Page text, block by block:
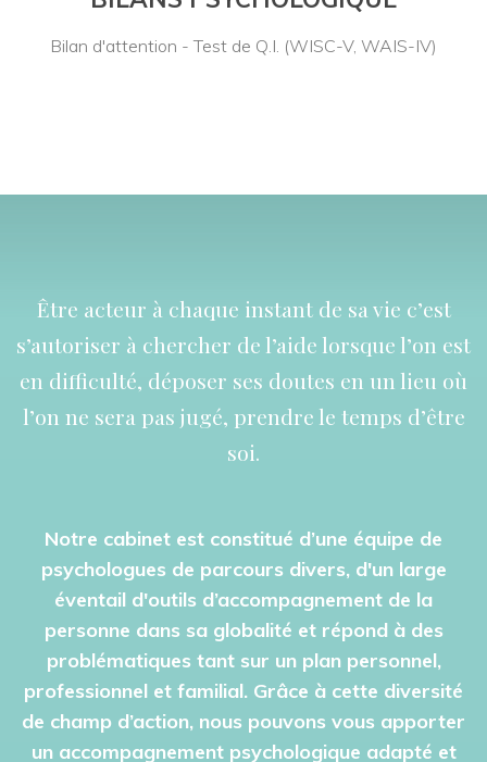
Bilan d'attention - Test de Q.I. (WISC-V, WAIS-IV)
Être acteur à chaque instant de sa vie c’est
s’autoriser à chercher de l’aide lorsque l’on est
en difficulté, déposer ses doutes en un lieu où
l’on ne sera pas jugé, prendre le temps d’être
soi.
Notre cabinet est constitué d’une équipe de
psychologues de parcours divers, d'un large
éventail d'outils d’accompagnement de la
personne dans sa globalité et répond à des
problématiques tant sur un plan personnel,
professionnel et familial. Grâce à cette diversité
de champ d’action, nous pouvons vous apporter
un accompagnement psychologique adapté et